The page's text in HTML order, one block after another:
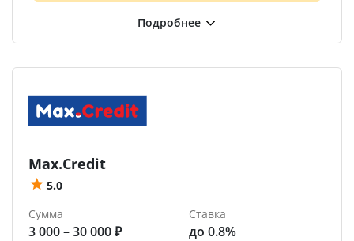
Max.Credit
5.0
Сумма
3 000 – 30 000 ₽
Ставка
до 0.8%